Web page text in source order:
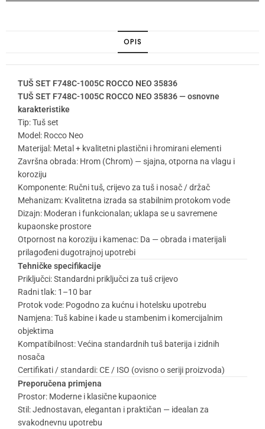
OPIS
TUŠ SET F748C-1005C ROCCO NEO 35836
TUŠ SET F748C-1005C ROCCO NEO 35836 — osnovne
karakteristike
Tip: Tuš set
Model: Rocco Neo
Materijal: Metal + kvalitetni plastični i hromirani elementi
Završna obrada: Hrom (Chrom) — sjajna, otporna na vlagu i
koroziju
Komponente: Ručni tuš, crijevo za tuš i nosač / držač
Mehanizam: Kvalitetna izrada sa stabilnim protokom vode
Dizajn: Moderan i funkcionalan; uklapa se u savremene
kupaonske prostore
Otpornost na koroziju i kamenac: Da — obrada i materijali
prilagođeni dugotrajnoj upotrebi
Tehničke specifikacije
Priključci: Standardni priključci za tuš crijevo
Radni tlak: 1–10 bar
Protok vode: Pogodno za kućnu i hotelsku upotrebu
Namjena: Tuš kabine i kade u stambenim i komercijalnim
objektima
Kompatibilnost: Većina standardnih tuš baterija i zidnih
nosača
Certifikati / standardi: CE / ISO (ovisno o seriji proizvoda)
Preporučena primjena
Prostor: Moderne i klasične kupaonice
Stil: Jednostavan, elegantan i praktičan — idealan za
svakodnevnu upotrebu